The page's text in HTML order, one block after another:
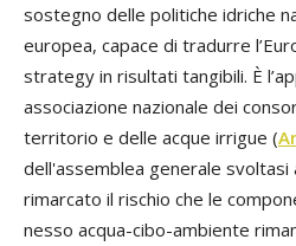
sostegno delle politiche idriche
europea, capace di tradurre
strategy in risultati tangibili. È
associazione nazionale dei
territorio e delle acque irrigue (
dell'assemblea generale svoltasi
rimarcato il rischio che le
nesso acqua-cibo-ambiente